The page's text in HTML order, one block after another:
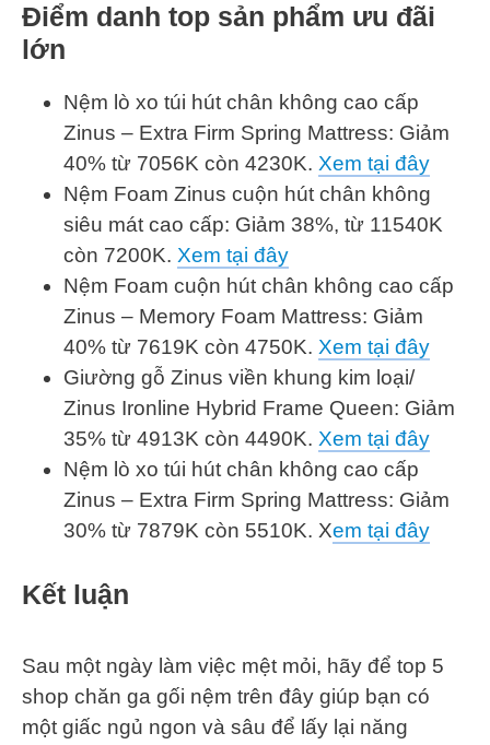
Điểm danh top sản phẩm ưu đãi
lớn
Nệm lò xo túi hút chân không cao cấp
Zinus – Extra Firm Spring Mattress: Giảm
40% từ 7056K còn 4230K. Xem tại đây
Nệm Foam Zinus cuộn hút chân không
siêu mát cao cấp: Giảm 38%, từ 11540K
còn 7200K. Xem tại đây
Nệm Foam cuộn hút chân không cao cấp
Zinus – Memory Foam Mattress: Giảm
40% từ 7619K còn 4750K. Xem tại đây
Giường gỗ Zinus viền khung kim loại/
Zinus Ironline Hybrid Frame Queen: Giảm
35% từ 4913K còn 4490K. Xem tại đây
Nệm lò xo túi hút chân không cao cấp
Zinus – Extra Firm Spring Mattress: Giảm
30% từ 7879K còn 5510K. Xem tại đây
Kết luận
Sau một ngày làm việc mệt mỏi, hãy để top 5
shop chăn ga gối nệm trên đây giúp bạn có
một giấc ngủ ngon và sâu để lấy lại năng